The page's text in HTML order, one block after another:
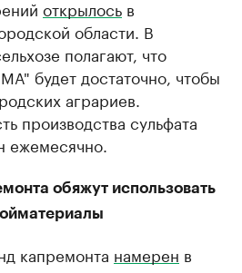
открылось в
области. В
полагают, что
будет достаточно, чтобы
аграриев.
производства сульфата
ежемесячно.
обяжут использовать
капремонта намерен в